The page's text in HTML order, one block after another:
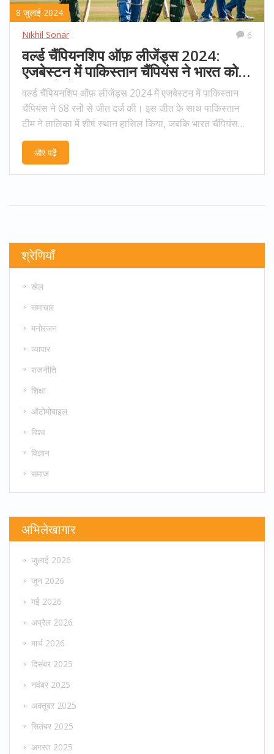
8 जुलाई 2024
Nikhil Sonar
6
वर्ल्ड चैंपियनशिप ऑफ़ लीजेंड्स 2024:
एजबेस्टन में पाकिस्तान चैंपियंस ने भारत को
68 रनों से हराया
वर्ल्ड चैंपियनशिप ऑफ़ लीजेंड्स 2024 में एजबेस्टन में पाकिस्तान
चैंपियंस ने 68 रनों से जीत दर्ज की। इस जीत के साथ पाकिस्तान
टीम ने तालिका में शीर्ष स्थान हासिल किया, जबकि भारत चैंपियंस
तीसरे स्थान पर खिसक गई।
और पढ़ें
श्रेणियाँ
खेल
समाचार
मनोरंजन
व्यापार
राजनीति
शिक्षा
ऑटोमोबाइल
विश्व
विज्ञान
समाज
अभिलेखागार
जुलाई 2026
जून 2026
मई 2026
अप्रैल 2026
मार्च 2026
दिसंबर 2025
नवंबर 2025
अक्तूबर 2025
सितंबर 2025
अगस्त 2025